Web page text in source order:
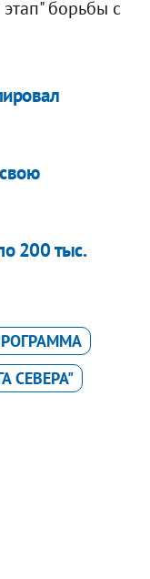
борьбы с
200 тыс.
СЕВЕРА"